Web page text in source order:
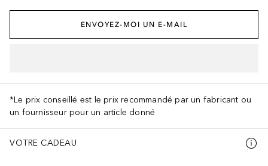
ENVOYEZ-MOI UN E-MAIL
*Le prix conseillé est le prix recommandé par un fabricant ou
un fournisseur pour un article donné
VOTRE CADEAU